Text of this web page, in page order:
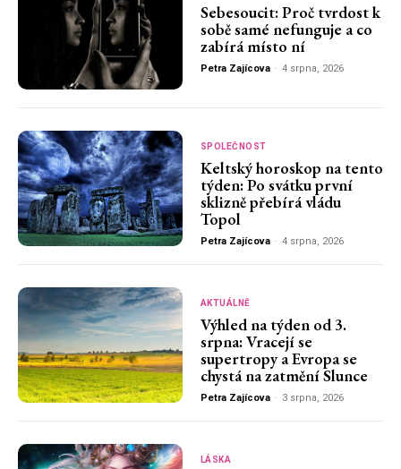
Sebesoucit: Proč tvrdost k
sobě samé nefunguje a co
zabírá místo ní
Petra Zajícova - 4 srpna, 2026
SPOLEČNOST
Keltský horoskop na tento
týden: Po svátku první
sklizně přebírá vládu
Topol
Petra Zajícova - 4 srpna, 2026
AKTUÁLNĚ
Výhled na týden od 3.
srpna: Vracejí se
supertropy a Evropa se
chystá na zatmění Slunce
Petra Zajícova - 3 srpna, 2026
LÁSKA